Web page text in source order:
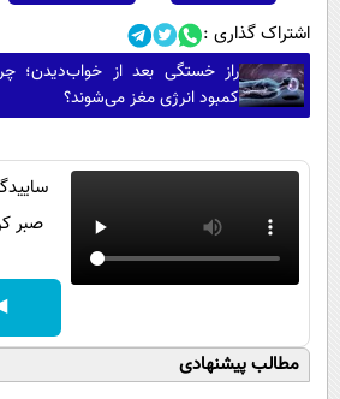
اشتراک گذاری :
راز خستگی بعد از خواب‌دیدن؛
کمبود انرژی مغز می‌شوند؟
صبر
مطالب پیشنهادی